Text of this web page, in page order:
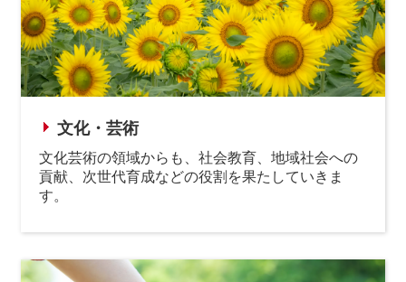
文化・芸術
文化芸術の領域からも、社会教育、地域社会への
貢献、次世代育成などの役割を果たしていきま
す。